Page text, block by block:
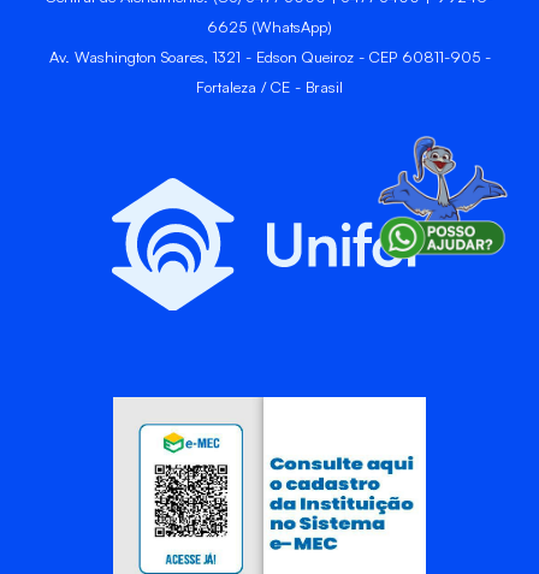
6625 (WhatsApp)
Av. Washington Soares, 1321 - Edson Queiroz - CEP 60811-905 -
Fortaleza / CE - Brasil